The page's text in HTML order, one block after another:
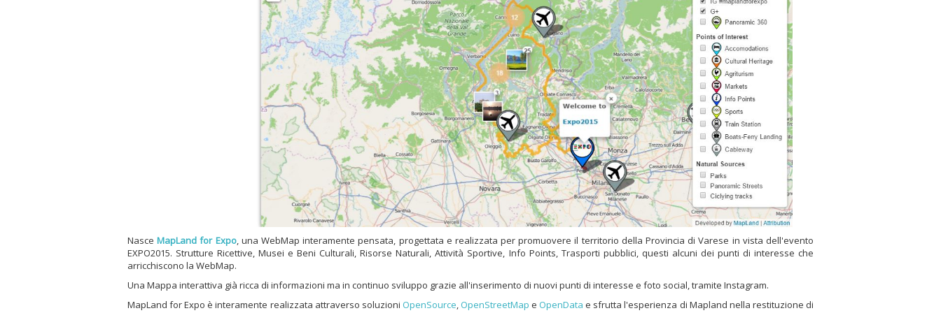
NasceMapLand for Expo, una WebMap interamente pensata, progettata e realizzata per promuovere il territorio della Provincia di Varese in vista dell'evento
EXPO2015. Strutture Ricettive, Musei e Beni Culturali, Risorse Naturali, Attività Sportive, Info Points, Trasporti pubblici, questi alcuni dei punti di interesse che
arricchiscono la WebMap.
Una Mappa interattiva già ricca di informazioni ma in continuo sviluppo grazie all'inserimento di nuovi punti di interesse e foto social, tramite Instagram.
MapLand for Expo è interamente realizzata attraverso soluzioni OpenSource, OpenStreetMap e OpenDatae sfrutta l'esperienza di Mapland nella restituzione di